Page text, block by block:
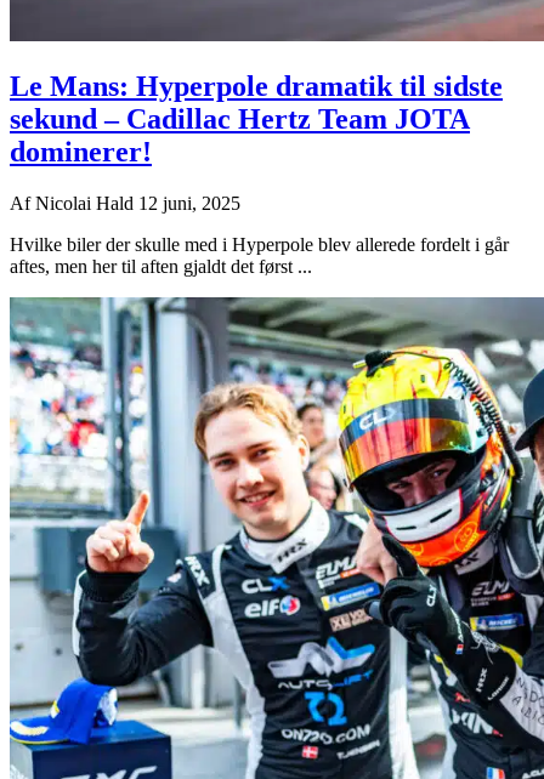
Le Mans: Hyperpole dramatik til sidste
sekund – Cadillac Hertz Team JOTA
dominerer!
AfNicolai Hald 12 juni, 2025
Hvilke biler der skulle med i Hyperpole blev allerede fordelt i går
aftes, men her til aften gjaldt det først ...